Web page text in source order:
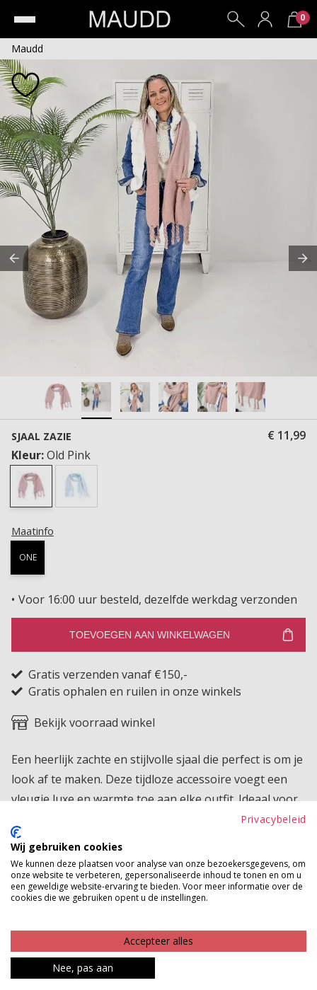
0
Maudd
SJAAL ZAZIE
€ 11,99
Kleur:Old Pink
Maatinfo
ONE
Voor 16:00 uur besteld, dezelfde werkdag verzonden
TOEVOEGEN AAN WINKELWAGEN
Gratis verzenden vanaf €150,-
Gratis ophalen en ruilen in onze winkels
Bekijk voorraad winkel
Een heerlijk zachte en stijlvolle sjaal die perfect is om je
look af te maken. Deze tijdloze accessoire voegt een
vleugje luxe en warmte toe aan elke outfit. Ideaal voor
Product kenmerken
Betaalinformatie
Privacybeleid
Wij gebruiken cookies
We kunnen deze plaatsen voor analyse van onze bezoekersgegevens, om
onze website te verbeteren, gepersonaliseerde inhoud te tonen en om u
een geweldige website-ervaring te bieden. Voor meer informatie over de
cookies die we gebruiken opent u de instellingen.
Accepteer alles
Nee, pas aan